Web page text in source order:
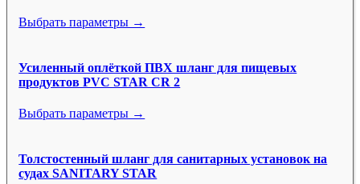
Выбрать параметры →
Усиленный оплёткой ПВХ шланг для пищевых
продуктов PVC STAR CR 2
Выбрать параметры →
Толстостенный шланг для санитарных установок на
судах SANITARY STAR